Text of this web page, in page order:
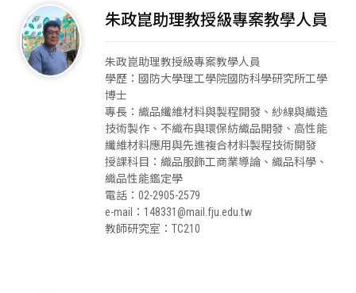
朱政崑助理教授級專案教學人員
朱政崑助理教授級專案教學人員
學歷：國防大學理工學院國防科學研究所工學
博士
專長：織品纖維材料與製程開發、紗線與織造
技術製作、不織布與環保紡織品開發、高性能
纖維材料應用與先進複合材料製程技術開發
授課科目：織品服飾工商業導論、織品科學、
織品性能鑑定學
電話：02-2905-2579
e-mail：148331@mail.fju.edu.tw
教師研究室：TC210